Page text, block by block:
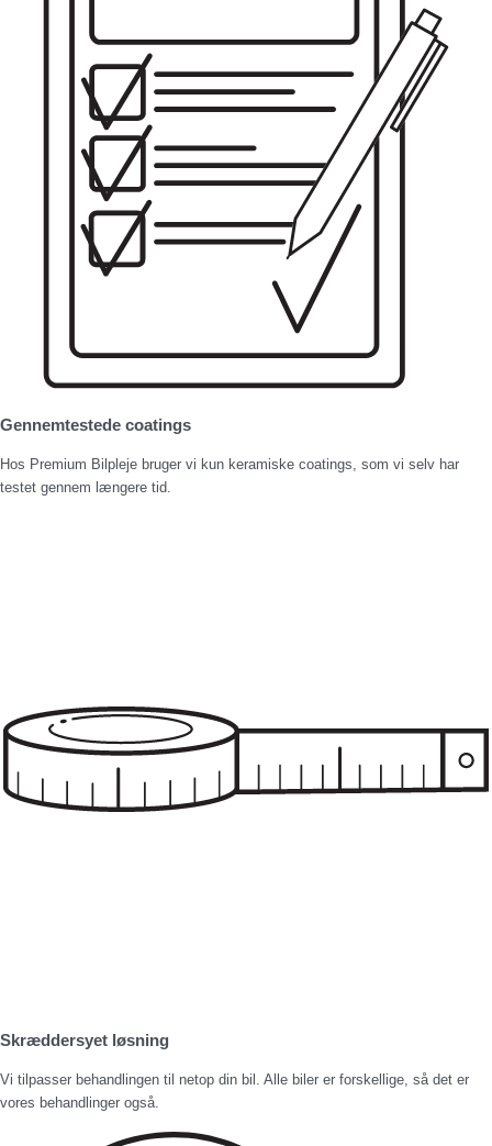
Gennemtestede coatings
Hos Premium Bilpleje bruger vi kun keramiske coatings, som vi selv har
testet gennem længere tid.
Skræddersyet løsning
Vi tilpasser behandlingen til netop din bil. Alle biler er forskellige, så det er
vores behandlinger også.